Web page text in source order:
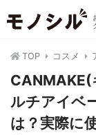
TOP コスメ
CANMAKE(
ルチアイベ
は？実際に